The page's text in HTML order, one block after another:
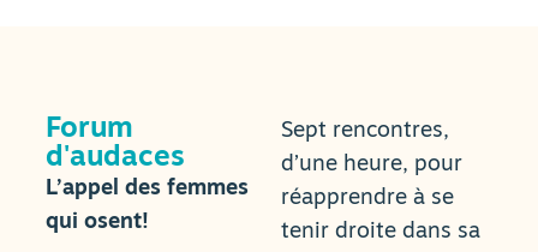
Forum
d'audaces
L’appel des femmes
qui osent!
Sept rencontres,
d’une heure, pour
réapprendre à se
tenir droite dans sa